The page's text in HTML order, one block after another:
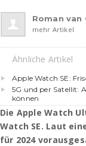
Roman van
mehr Artikel
Ähnliche Artikel
Apple Watch SE:
5G und per Satellit:
können
Die Apple Watch
Watch SE. Laut
für 2024